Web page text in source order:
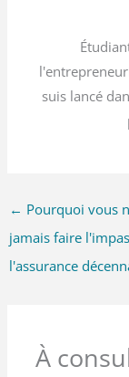
suis lancé
← Pourquoi vous
jamais faire
l'assurance
À